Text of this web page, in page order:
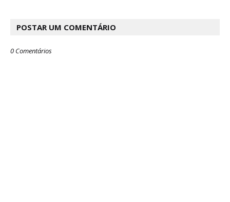
POSTAR UM COMENTÁRIO
0 Comentários